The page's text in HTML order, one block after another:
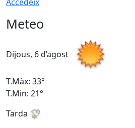
Meteo
Dijous, 6 d’agost
T.Màx: 33°
T.Min: 21°
Tarda